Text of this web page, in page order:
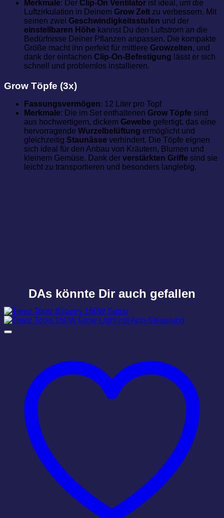
Merkmale: Der Clip-On Ventilator ist ideal, um die
Luftzirkulation in Deinem Grow Zelt zu verbessern. Mit
seinen zwei Geschwindigkeitsstufen und der
einstellbaren Höhe kannst Du den Luftstrom an die
Bedürfnisse Deiner Pflanzen anpassen. Die kompakte
Größe macht ihn perfekt für mittlere Growzelten, und
dank der einfachen Clip-On-Befestigung lässt er sich
schnell und problemlos installieren.
Grow Töpfe (3x)
Fassungsvermögen: 12 Liter pro Topf
Merkmale: Die im Set enthaltenen Grow Töpfe sind
aus hochwertigem, dickem Gewebe gefertigt, das eine
hervorragende Wurzelbelüftung ermöglicht und
gleichzeitig Staunässe verhindert. Die Töpfe eignen
sich ideal für den Anbau von Kräutern, Blumen und
kleinem Gemüse. Dank der verstärkten Griffe sind sie
leicht zu transportieren und besonders langlebig.
DAs könnte Dir auch gefallen